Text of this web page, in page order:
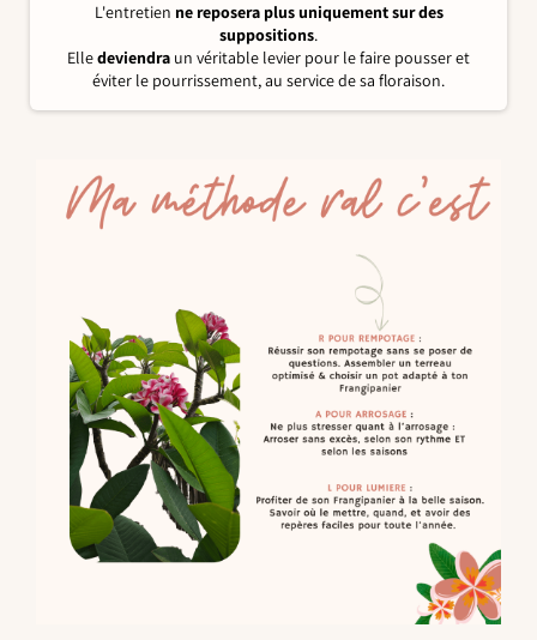
L'entretien ne reposera plus uniquement sur des
suppositions.
Elledeviendra un véritable levier pour le faire pousser et
éviter le pourrissement, au service de sa floraison.